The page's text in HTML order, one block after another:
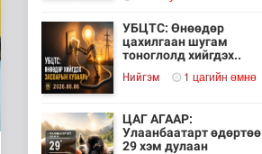
УБЦТС: Өнөөдөр
цахилгаан шугам
тоноглолд хийгдэх..
Нийгэм 1 цагийн өмнө
ЦАГ АГААР:
Улаанбаатарт өдөртөө
29 хэм дулаан